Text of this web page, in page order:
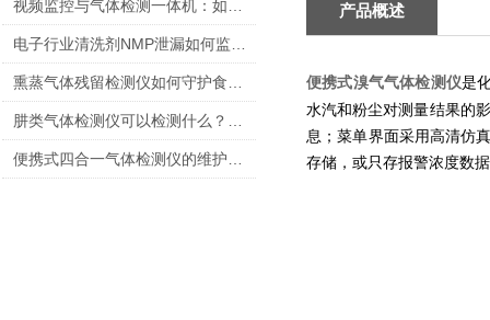
产品概述
便携式溴气气体检测仪是
水汽和粉尘对测量结果的
息；菜单界面采用高清仿
存储，或只存报警浓度数